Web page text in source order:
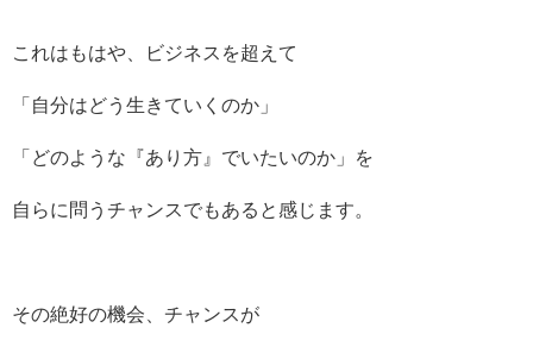
これはもはや、ビジネスを超えて
「自分はどう生きていくのか」
「どのような『あり方』でいたいのか」を
自らに問うチャンスでもあると感じます。
その絶好の機会、チャンスが